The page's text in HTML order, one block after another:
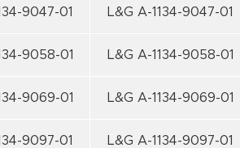
9047-01 L&G A-1134-9047-01
9058-01 L&G A-1134-9058-01
9069-01 L&G A-1134-9069-01
9097-01 L&G A-1134-9097-01